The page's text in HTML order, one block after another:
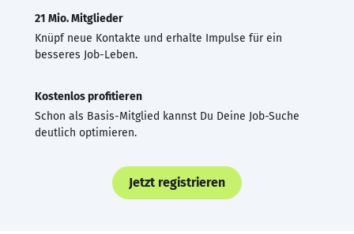
21 Mio. Mitglieder
Knüpf neue Kontakte und erhalte Impulse für ein
besseres Job-Leben.
Kostenlos profitieren
Schon als Basis-Mitglied kannst Du Deine Job-Suche
deutlich optimieren.
Jetzt registrieren